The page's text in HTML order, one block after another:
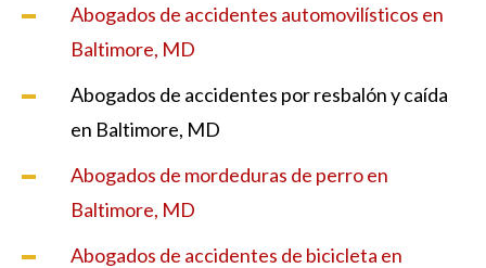
Abogados de accidentes automovilísticos en
Baltimore, MD
Abogados de accidentes por resbalón y caída
en Baltimore, MD
Abogados de mordeduras de perro en
Baltimore, MD
Abogados de accidentes de bicicleta en